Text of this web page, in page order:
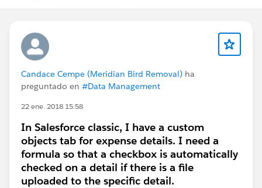
Candace Cempe (Meridian Bird Removal) ha
preguntado en #Data Management
22 ene. 2018 15:58
In Salesforce classic, I have a custom
objects tab for expense details. I need a
formula so that a checkbox is automatically
checked on a detail if there is a file
uploaded to the specific detail.